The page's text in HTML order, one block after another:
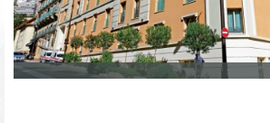
Previous